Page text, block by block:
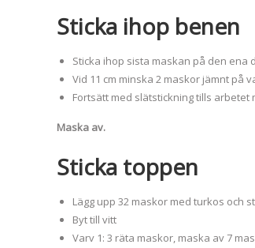
Sticka ihop benen
Sticka ihop sista maskan på den
Vid 11 cm minska 2 maskor jämnt på
Fortsätt med slätstickning tills arbetet
Maska av.
Sticka toppen
Lägg upp 32 maskor med turkos och
Byt till vitt
Varv 1: 3 räta maskor, maska av 7